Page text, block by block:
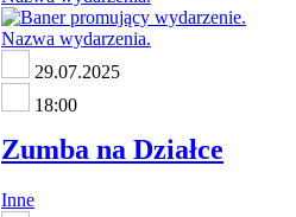
29.07.2025
18:00
Zumba na Działce
Inne